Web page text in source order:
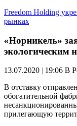
Freedom Holding
рынках
«Норникель»
экологическим
13.07.2020 | 19:06 В
В отставку
обогатительной
прилегающую